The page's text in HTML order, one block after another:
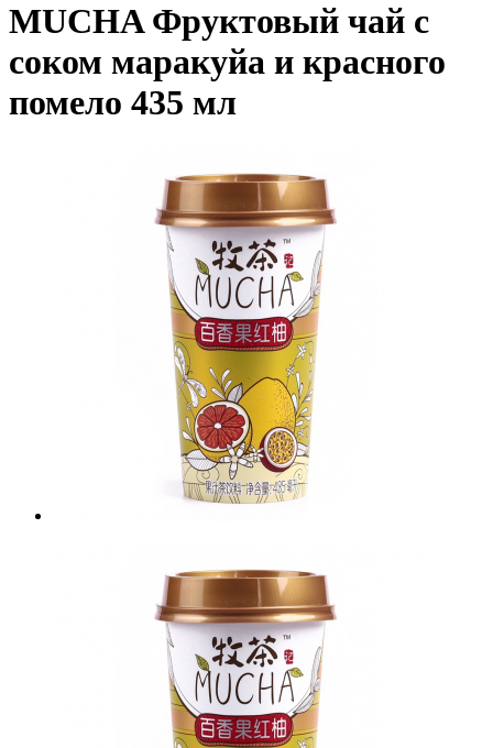
MUCHA Фруктовый чай с
соком маракуйа и красного
помело 435 мл